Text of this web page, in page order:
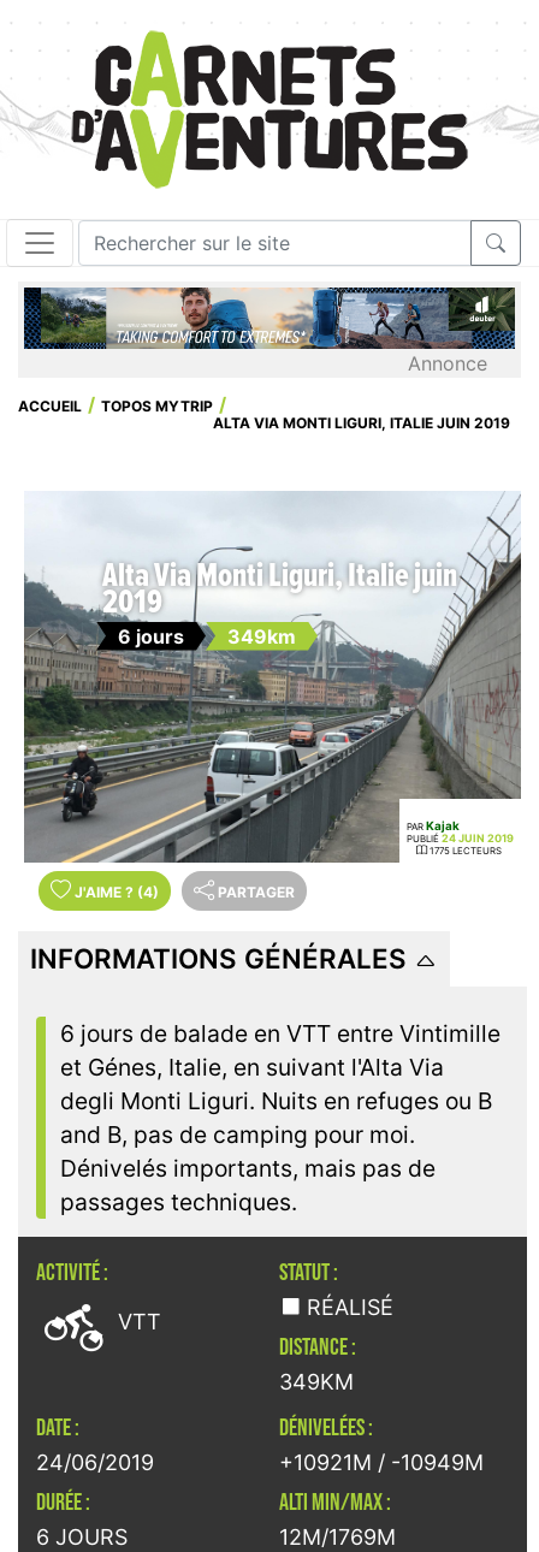
Annonce
ACCUEIL
TOPOS MYTRIP
ALTA VIA MONTI LIGURI, ITALIE JUIN 2019
Alta Via Monti Liguri, Italie juin
2019
6 jours 349km
PAR Kajak
PUBLIÉ 24 JUIN 2019
1775 LECTEURS
J'AIME ? (4) PARTAGER
INFORMATIONS GÉNÉRALES
6 jours de balade en VTT entre Vintimille
et Génes, Italie, en suivant l'Alta Via
degli Monti Liguri. Nuits en refuges ou B
and B, pas de camping pour moi.
Dénivelés importants, mais pas de
passages techniques.
ACTIVITÉ :
 VTT
STATUT :
RÉALISÉ
DISTANCE :
349KM
DATE :
24/06/2019
DURÉE :
6 JOURS
DÉNIVELÉES :
+10921M / -10949M
ALTI MIN/MAX :
12M/1769M